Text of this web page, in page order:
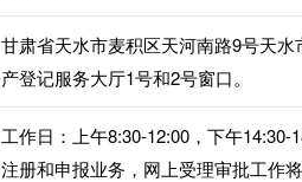
甘肃省天水市麦积区天河南路9号天
产登记服务大厅1号和2号窗口。
工作日：上午8:30-12:00，下午14:30-
注册和申报业务，网上受理审批工作将